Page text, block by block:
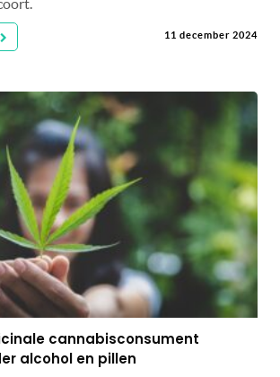
11 december 2024
cannabisconsument
alcohol en pillen